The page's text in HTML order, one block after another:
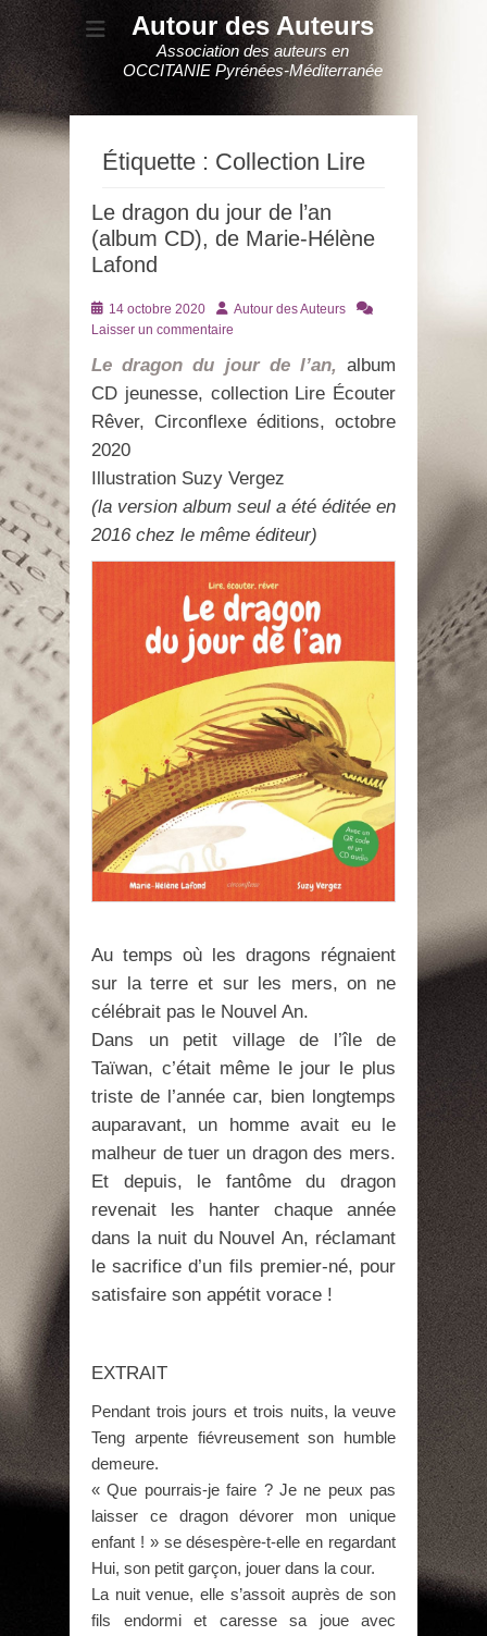
Autour des Auteurs
Association des auteurs en
OCCITANIE Pyrénées-Méditerranée
Étiquette : Collection Lire
Le dragon du jour de l’an
(album CD), de Marie-Hélène
Lafond
Posté
le
14 octobre 2020 AuteurAutour des Auteurs
Laisser un commentaire
Le dragon du jour de l’an, album
CD jeunesse, collection Lire Écouter
Rêver, Circonflexe éditions, octobre
2020
Illustration Suzy Vergez
(la version album seul a été éditée en
2016 chez le même éditeur)
Au temps où les dragons régnaient
sur la terre et sur les mers, on ne
célébrait pas le Nouvel An.
Dans un petit village de l’île de
Taïwan, c’était même le jour le plus
triste de l’année car, bien longtemps
auparavant, un homme avait eu le
malheur de tuer un dragon des mers.
Et depuis, le fantôme du dragon
revenait les hanter chaque année
dans la nuit du Nouvel An, réclamant
le sacrifice d’un fils premier-né, pour
satisfaire son appétit vorace !
EXTRAIT
Pendant trois jours et trois nuits, la veuve
Teng arpente fiévreusement son humble
demeure.
« Que pourrais-je faire ? Je ne peux pas
laisser ce dragon dévorer mon unique
enfant ! » se désespère-t-elle en regardant
Hui, son petit garçon, jouer dans la cour.
La nuit venue, elle s’assoit auprès de son
fils endormi et caresse sa joue avec